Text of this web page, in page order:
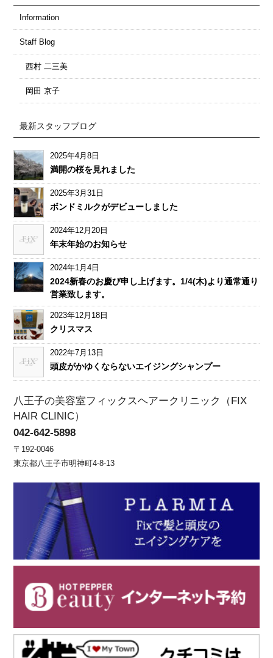
Information
Staff Blog
西村 二三美
岡田 京子
最新スタッフブログ
2025年4月8日
満開の桜を見れました
2025年3月31日
ボンドミルクがデビューしました
2024年12月20日
年末年始のお知らせ
2024年1月4日
2024新春のお慶び申し上げます。1/4(木)より通常通り
営業致します。
2023年12月18日
クリスマス
2022年7月13日
頭皮がかゆくならないエイジングシャンプー
八王子の美容室フィックスヘアークリニック（FIX
HAIR CLINIC）
042-642-5898
〒192-0046
東京都八王子市明神町4-8-13